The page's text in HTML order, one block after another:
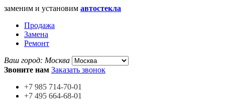
заменим и установим автостекла
Продажа
Замена
Ремонт
Ваш город: Москва
Звоните нам Заказать звонок
+7 985 714-70-01
+7 495 664-68-01